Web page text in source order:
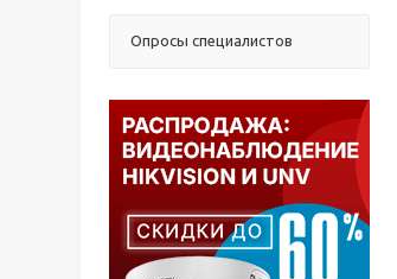
Опросы специалистов